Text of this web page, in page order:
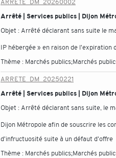
ARRETE_DM_20260002
Arrêté | Services publics | Dijon
Objet : Arrêté déclarant sans suite le
IP hébergée » en raison de l'expiration
Thème : Marchés publics;Marchés
ARRETE_DM_20250221
Arrêté | Services publics | Dijon
Objet : Arrêté déclarant sans suite, le
Dijon Métropole afin de souscrire les
d'infructuosité suite à un défaut d'offre
Thème : Marchés publics;Marchés